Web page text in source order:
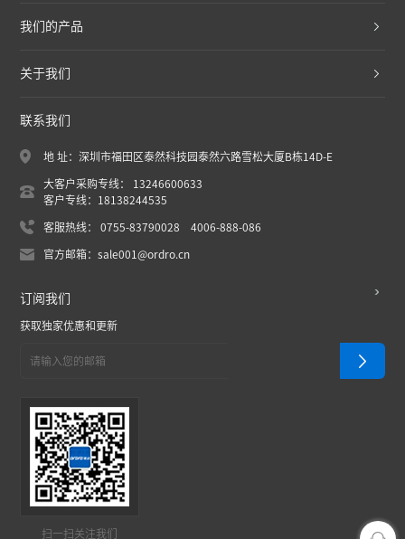
我们的产品
关于我们
联系我们
地 址：深圳市福田区泰然科技园泰然六路雪松大厦B栋14D-E
大客户采购专线： 13246600633
客户专线：18138244535
客服热线： 0755-83790028 4006-888-086
官方邮箱：sale001@ordro.cn
订阅我们
获取独家优惠和更新
扫一扫关注我们